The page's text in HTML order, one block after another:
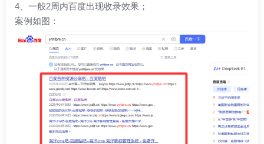
4、一般2周内百度出现收录效果；
案例如图：